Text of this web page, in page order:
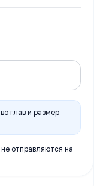
глав и размер
отправляются на